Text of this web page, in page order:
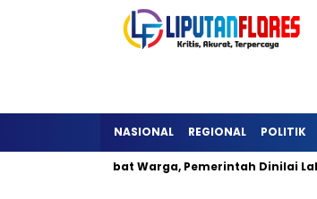
NASIONAL REGIONAL POLITIK
Detukeli Hambat Warga, Pemerintah Dinilai Lalai